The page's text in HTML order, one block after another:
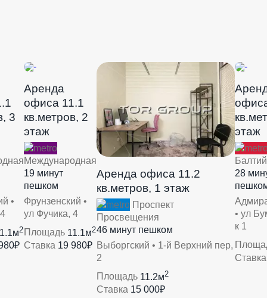
3
•
2
Аренда
офиса 11.1
кв.метров, 2
этаж
Международная
19 минут
пешком
Фрунзенский •
ул Фучика, 4
Площадь 11.1м2
Ставка 19 980₽
Аренда офиса 11.2
кв.метров, 1 этаж
Проспект
Просвещения
46 минут пешком
Выборгский • 1-й Верхний пер,
2
Площадь 11.2м2
Ставка 15 000₽
этаж
28
• ул
к 1